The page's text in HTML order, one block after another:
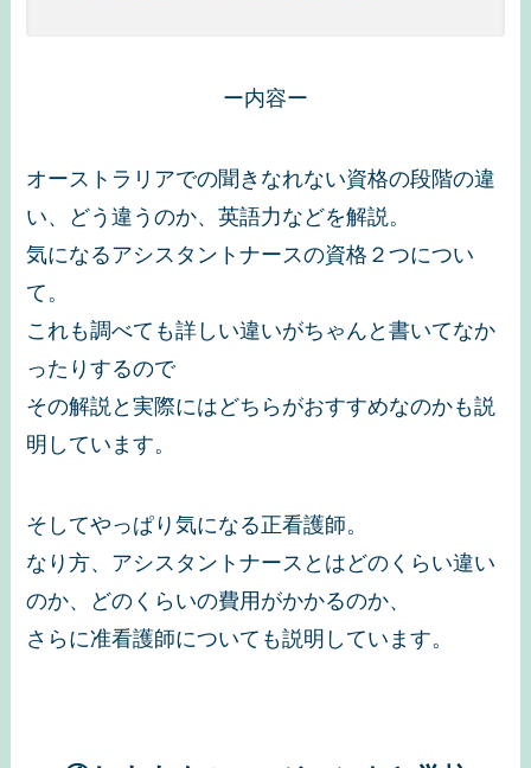
ー内容ー
オーストラリアでの聞きなれない資格の段階の違
い、どう違うのか、英語力などを解説。
気になるアシスタントナースの資格２つについ
て。
これも調べても詳しい違いがちゃんと書いてなか
ったりするので
その解説と実際にはどちらがおすすめなのかも説
明しています。
そしてやっぱり気になる正看護師。
なり方、アシスタントナースとはどのくらい違い
のか、どのくらいの費用がかかるのか、
さらに准看護師についても説明しています。